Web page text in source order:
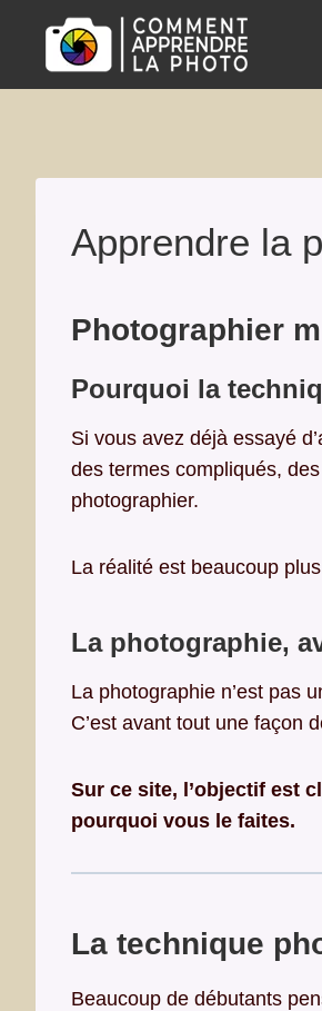
contenu
Apprendre la
Photographier
Pourquoi la
Si vous avez déjà essayé
des termes compliqués,
photographier.
La réalité est beaucoup
La photographie,
La photographie n’est pas
C’est avant tout une façon
Sur ce site, l’objectif est
pourquoi vous le faites.
La technique
Beaucoup de débutants